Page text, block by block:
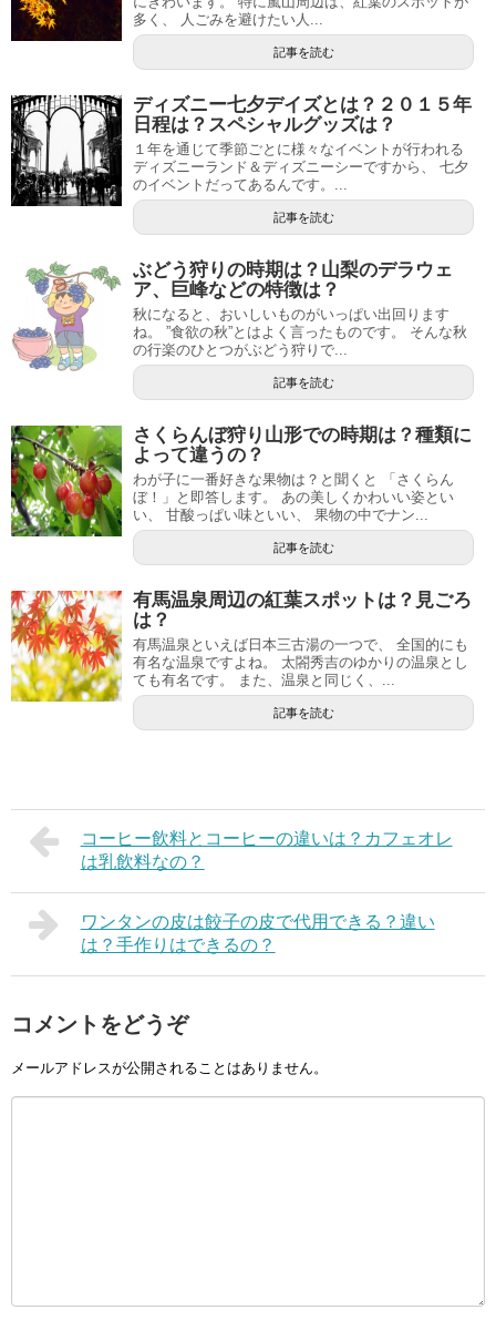
多く、 人ごみを避けたい人...
記事を読む
ディズニー七夕デイズとは？２０１５年
日程は？スペシャルグッズは？
１年を通じて季節ごとに様々なイベントが行われる
ディズニーランド＆ディズニーシーですから、 七夕
のイベントだってあるんです。...
記事を読む
ぶどう狩りの時期は？山梨のデラウェ
ア、巨峰などの特徴は？
秋になると、おいしいものがいっぱい出回ります
ね。 ”食欲の秋”とはよく言ったものです。 そんな秋
の行楽のひとつがぶどう狩りで...
記事を読む
さくらんぼ狩り山形での時期は？種類に
よって違うの？
わが子に一番好きな果物は？と聞くと 「さくらん
ぼ！」と即答します。 あの美しくかわいい姿とい
い、 甘酸っぱい味といい、 果物の中でナン...
記事を読む
有馬温泉周辺の紅葉スポットは？見ごろ
は？
有馬温泉といえば日本三古湯の一つで、 全国的にも
有名な温泉ですよね。 太閤秀吉のゆかりの温泉とし
ても有名です。 また、温泉と同じく、...
記事を読む
コーヒー飲料とコーヒーの違いは？カフェオレ
は乳飲料なの？
ワンタンの皮は餃子の皮で代用できる？違い
は？手作りはできるの？
コメントをどうぞ
メールアドレスが公開されることはありません。